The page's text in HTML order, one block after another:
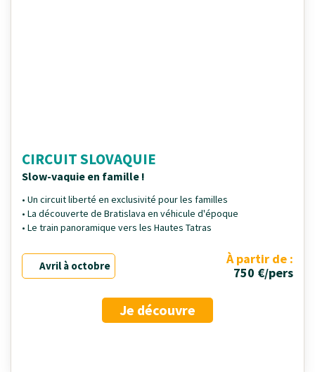
CIRCUIT SLOVAQUIE
Slow-vaquie en famille !
• Un circuit liberté en exclusivité pour les familles
• La découverte de Bratislava en véhicule d'époque
• Le train panoramique vers les Hautes Tatras
Avril à octobre
À partir de :
750 €/pers
Je découvre